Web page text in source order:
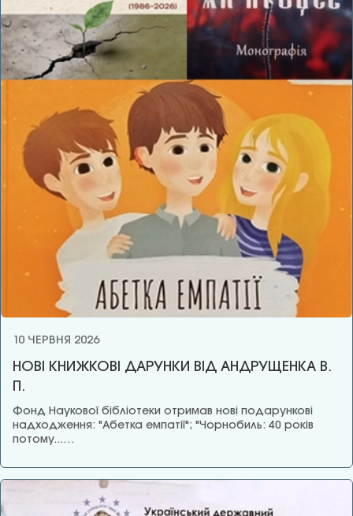
10 ЧЕРВНЯ 2026
НОВІ КНИЖКОВІ ДАРУНКИ ВІД АНДРУЩЕНКА В.
П.
Фонд Наукової бібліотеки отримав нові подарункові
надходження: "Абетка емпатії"; "Чорнобиль: 40 років
потому...…